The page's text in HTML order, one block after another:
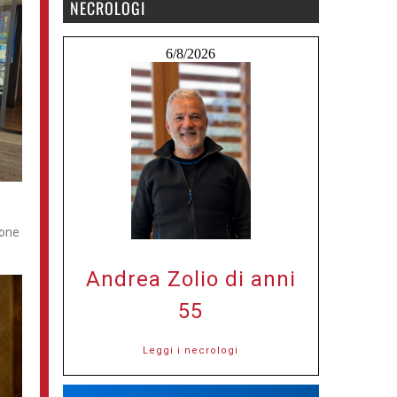
NECROLOGI
6/8/2026
Andrea Zolio di anni
55
Leggi i necrologi